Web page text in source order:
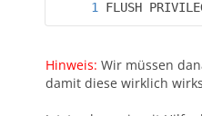
FLUSH
Hinweis: Wir müssen
damit diese wirklich